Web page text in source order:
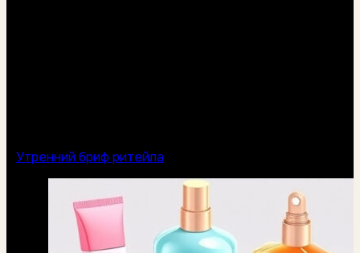
Утренний бриф ритейла